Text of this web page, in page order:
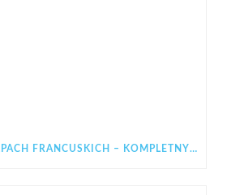
TRZY DOLINY W ALPACH FRANCUSKICH – KOMPLETNY PRZEWODNIK PO LES 3 VALLÉES